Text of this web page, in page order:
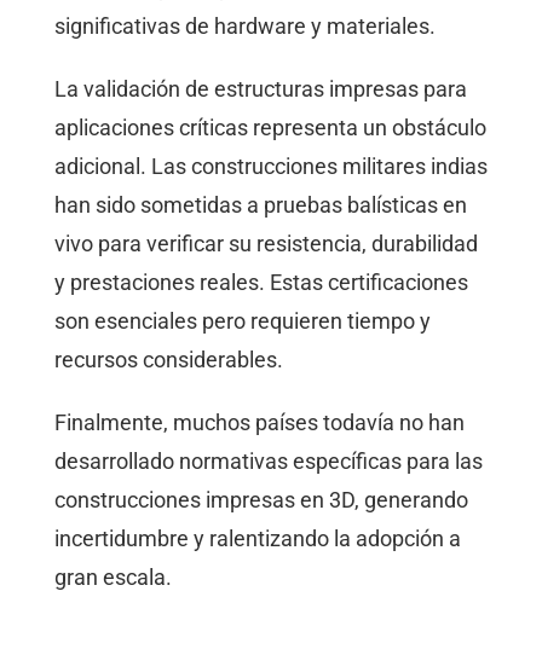
significativas de hardware y materiales.
La validación de estructuras impresas para
aplicaciones críticas representa un obstáculo
adicional. Las construcciones militares indias
han sido sometidas a pruebas balísticas en
vivo para verificar su resistencia, durabilidad
y prestaciones reales. Estas certificaciones
son esenciales pero requieren tiempo y
recursos considerables.
Finalmente, muchos países todavía no han
desarrollado normativas específicas para las
construcciones impresas en 3D, generando
incertidumbre y ralentizando la adopción a
gran escala.